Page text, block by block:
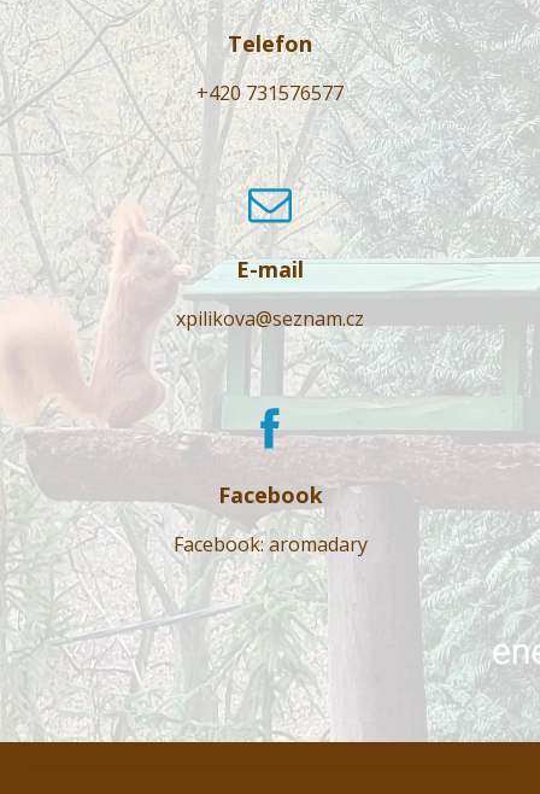
Telefon
+420 731576577
E-mail
xpilikova@seznam.cz
Facebook
Facebook: aromadary